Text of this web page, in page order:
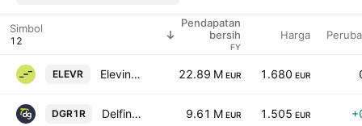
Simbol
Pendapatan
bersih
FY
Harga
ELEVR Eleving Group 22.89 M EUR 1.680 EUR
DGR1R DelfinGroup AS 9.61 M EUR 1.505 EUR